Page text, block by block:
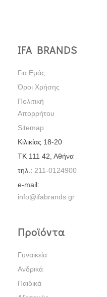
IFA BRANDS
Για Εμάς
Όροι Χρήσης
Πολιτική
Απορρήτου
Sitemap
Κιλικίας 18-20
ΤΚ 111 42, Αθήνα
τηλ.: 211-0124900
e-mail:
info@ifabrands.gr
Προϊόντα
Γυναικεία
Ανδρικά
Παιδικά